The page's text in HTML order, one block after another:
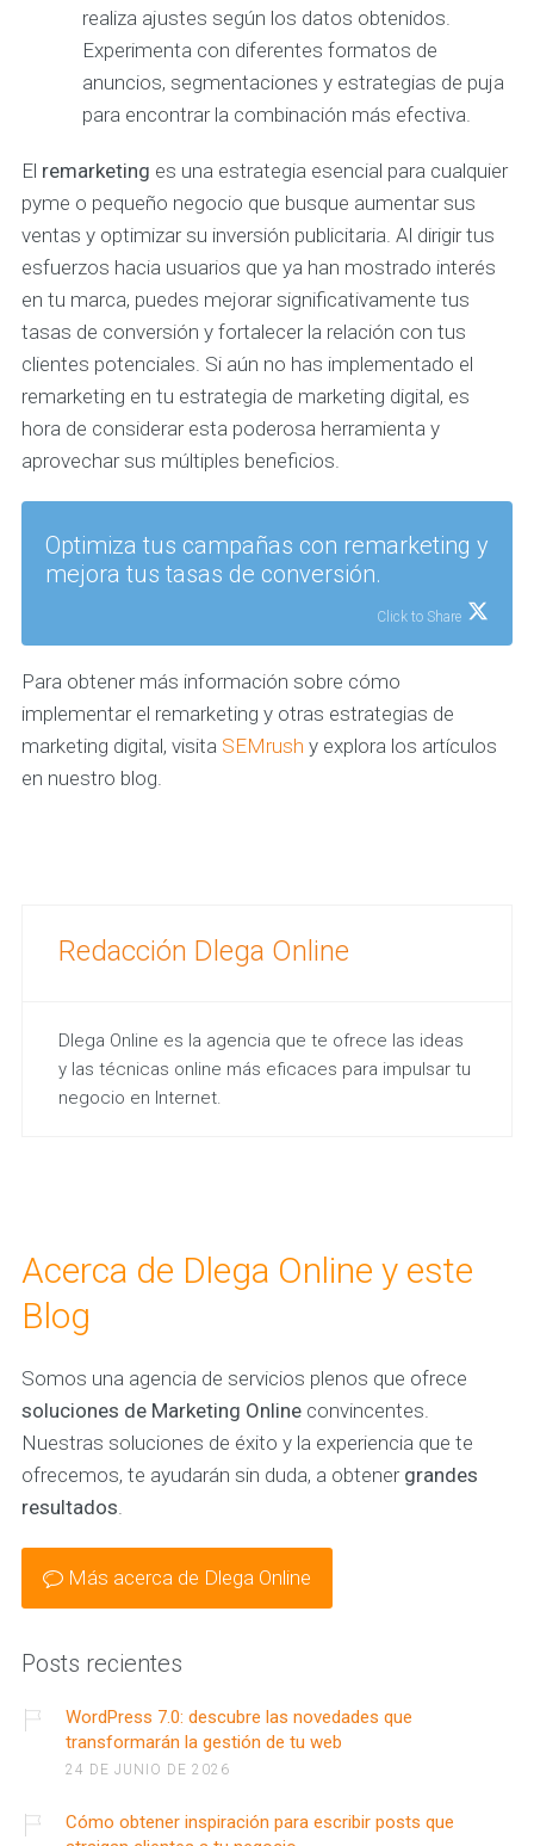
realiza ajustes según los datos obtenidos.
Experimenta con diferentes formatos de
anuncios, segmentaciones y estrategias de puja
para encontrar la combinación más efectiva.
El remarketing es una estrategia esencial para cualquier
pyme o pequeño negocio que busque aumentar sus
ventas y optimizar su inversión publicitaria. Al dirigir tus
esfuerzos hacia usuarios que ya han mostrado interés
en tu marca, puedes mejorar significativamente tus
tasas de conversión y fortalecer la relación con tus
clientes potenciales. Si aún no has implementado el
remarketing en tu estrategia de marketing digital, es
hora de considerar esta poderosa herramienta y
aprovechar sus múltiples beneficios.
Optimiza tus campañas con remarketing y
mejora tus tasas de conversión.
Click to Share
Para obtener más información sobre cómo
implementar el remarketing y otras estrategias de
marketing digital, visita SEMrush y explora los artículos
en nuestro blog.
Redacción Dlega Online
Dlega Online es la agencia que te ofrece las ideas
y las técnicas online más eficaces para impulsar tu
negocio en Internet.
Acerca de Dlega Online y este
Blog
Somos una agencia de servicios plenos que ofrece
soluciones de Marketing Onlineconvincentes.
Nuestras soluciones de éxito y la experiencia que te
ofrecemos, te ayudarán sin duda, a obtener grandes
resultados.
Más acerca de Dlega Online
Posts recientes
WordPress 7.0: descubre las novedades que
transformarán la gestión de tu web
24 DE JUNIO DE 2026
Cómo obtener inspiración para escribir posts que